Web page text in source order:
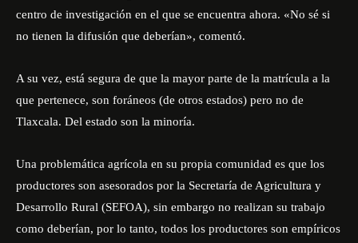
centro de investigación en el que se encuentra ahora. «No sé si
no tienen la difusión que deberían», comentó.
A su vez, está segura de que la mayor parte de la matrícula a la
que pertenece, son foráneos (de otros estados) pero no de
Tlaxcala. Del estado son la minoría.
Una problemática agrícola en su propia comunidad es que los
productores son asesorados por la Secretaría de Agricultura y
Desarrollo Rural (SEFOA), sin embargo no realizan su trabajo
como deberían, por lo tanto, todos los productores son empíricos